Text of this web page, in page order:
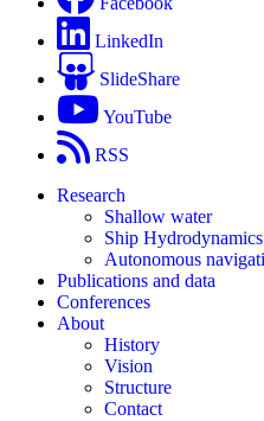
LinkedIn
SlideShare
YouTube
RSS
Research
Shallow water
Ship
Autonomous
Publications and data
Conferences
About
History
Vision
Structure
Contact